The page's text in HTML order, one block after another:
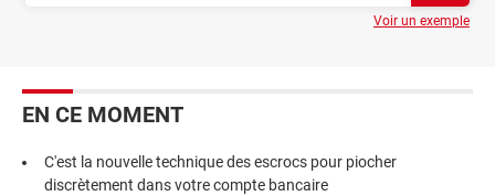
Voir un exemple
EN CE MOMENT
C'est la nouvelle technique des escrocs pour piocher
discrètement dans votre compte bancaire